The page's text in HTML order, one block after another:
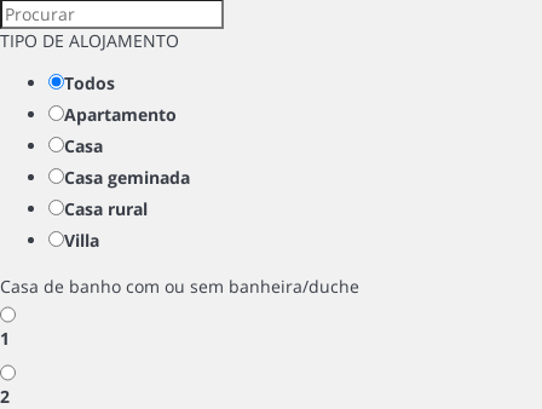
TIPO DE ALOJAMENTO
Todos
Apartamento
Casa
Casa geminada
Casa rural
Villa
Casa de banho com ou sem banheira/duche
1
2